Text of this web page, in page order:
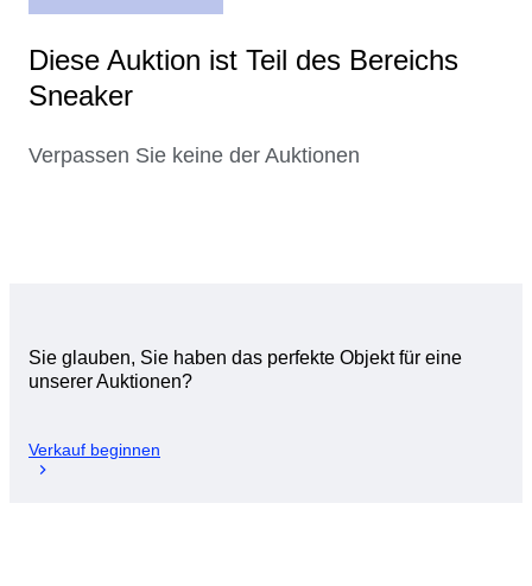
Diese Auktion ist Teil des Bereichs
Sneaker
Verpassen Sie keine der Auktionen
Sie glauben, Sie haben das perfekte Objekt für eine
unserer Auktionen?
Verkauf beginnen